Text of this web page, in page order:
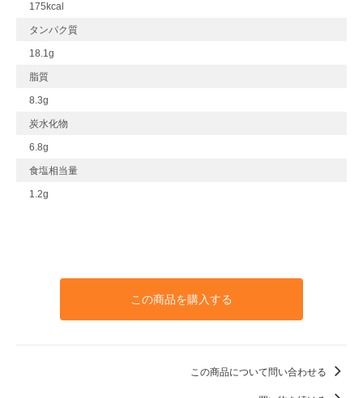
175kcal
タンパク質
18.1g
脂質
8.3g
炭水化物
6.8g
食塩相当量
1.2g
この商品を購入する
この商品について問い合わせる